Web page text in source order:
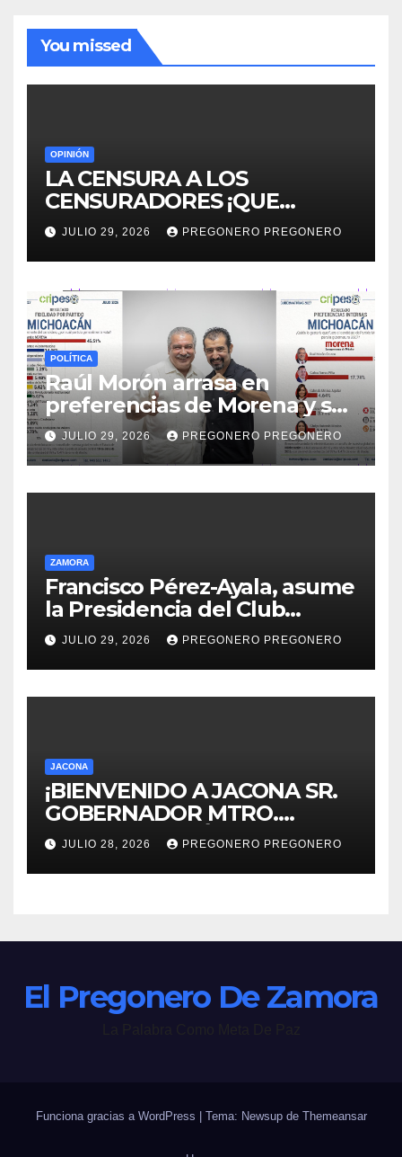
You missed
OPINIÓN
LA CENSURA A LOS
CENSURADORES ¡QUE
HORROR!
JULIO 29, 2026 PREGONERO PREGONERO
POLÍTICA
Raúl Morón arrasa en
preferencias de Morena y se
perfila hacia la gubernatura
de Michoacán en 2027
JULIO 29, 2026 PREGONERO PREGONERO
ZAMORA
Francisco Pérez-Ayala, asume
la Presidencia del Club
Rotario Zamora Industrial,
para el periodo 2026–2027
JULIO 29, 2026 PREGONERO PREGONERO
JACONA
¡BIENVENIDO A JACONA SR.
GOBERNADOR MTRO.
ALFREDO RAMÍREZ
BEDOLLA!
JULIO 28, 2026 PREGONERO PREGONERO
El Pregonero De Zamora
Funciona gracias a WordPress | Tema: Newsup de Themeansar